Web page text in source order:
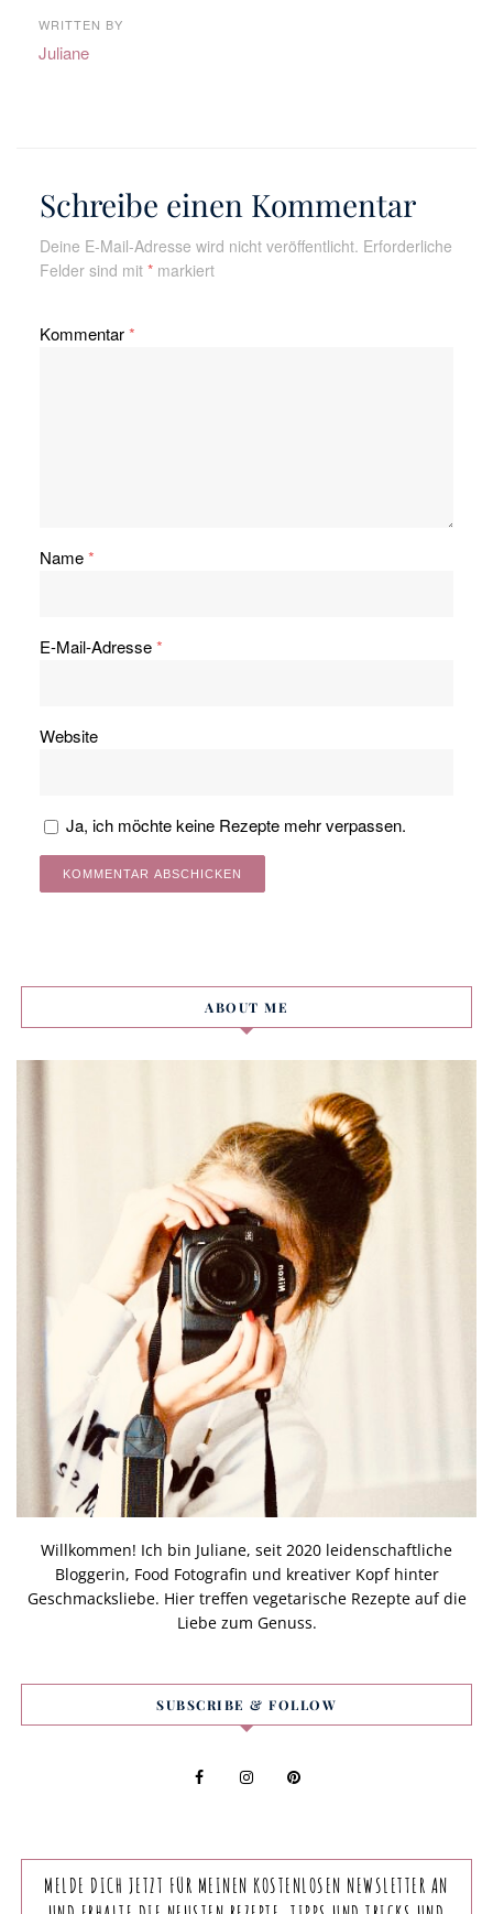
WRITTEN BY
Juliane
Schreibe einen Kommentar
Deine E-Mail-Adresse wird nicht veröffentlicht. Erforderliche
Felder sind mit *markiert
Kommentar*
Name*
E-Mail-Adresse*
Website
Ja, ich möchte keine Rezepte mehr verpassen.
ABOUT ME
Willkommen! Ich bin Juliane, seit 2020 leidenschaftliche
Bloggerin, Food Fotografin und kreativer Kopf hinter
Geschmacksliebe. Hier treffen vegetarische Rezepte auf die
Liebe zum Genuss.
SUBSCRIBE & FOLLOW
MELDE DICH JETZT FÜR MEINEN KOSTENLOSEN NEWSLETTER AN